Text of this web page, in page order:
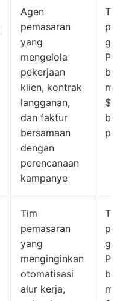
Agen
pemasaran
yang
mengelola
pekerjaan
klien, kontrak
langganan,
dan faktur
bersamaan
dengan
perencanaan
kampanye
Tim
pemasaran
yang
menginginkan
otomatisasi
alur kerja,